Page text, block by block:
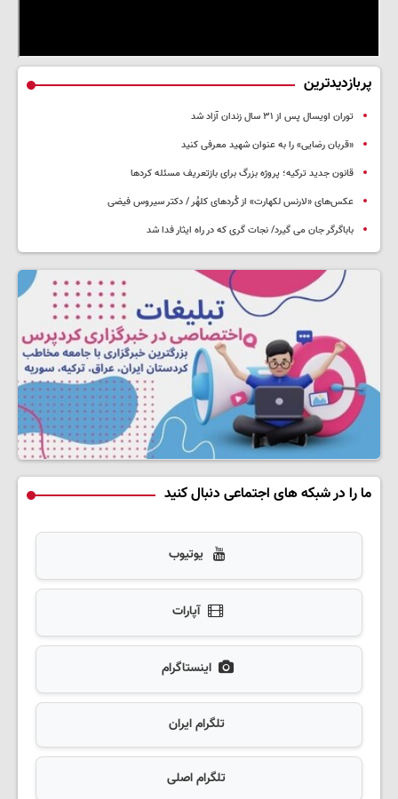
پربازدیدترین
توران اویسال پس از ۳۱ سال زندان آزاد شد
«قربان رضایی» را به عنوان شهید معرفی کنید
قانون جدید ترکیه؛ پروژه بزرگ‌ برای بازتعریف مسئله کردها
عکس‌های «لارنس لکهارت» از کُردهای کلهُر / دکتر سیروس فیضی
باباگرگر جان می گیرد/ نجات گری که در راه ایثار فدا شد
ما را در شبکه های اجتماعی دنبال کنید
یوتیوب
آپارات
اینستاگرام
تلگرام ایران
تلگرام اصلی